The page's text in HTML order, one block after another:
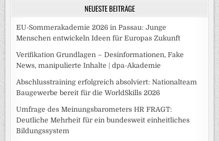
NEUESTE BEITRÄGE
EU-Sommerakademie 2026 in Passau: Junge
Menschen entwickeln Ideen für Europas Zukunft
Verifikation Grundlagen – Desinformationen, Fake
News, manipulierte Inhalte | dpa-Akademie
Abschlusstraining erfolgreich absolviert: Nationalteam
Baugewerbe bereit für die WorldSkills 2026
Umfrage des Meinungsbarometers HR FRAGT:
Deutliche Mehrheit für ein bundesweit einheitliches
Bildungssystem